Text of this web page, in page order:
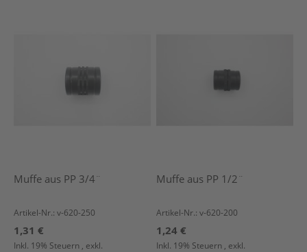
Muffe aus PP 3/4¨
Artikel-Nr.: v-620-250
1,31 €
Inkl. 19% Steuern , exkl.
Muffe aus PP 1/2¨
Artikel-Nr.: v-620-200
1,24 €
Inkl. 19% Steuern , exkl.